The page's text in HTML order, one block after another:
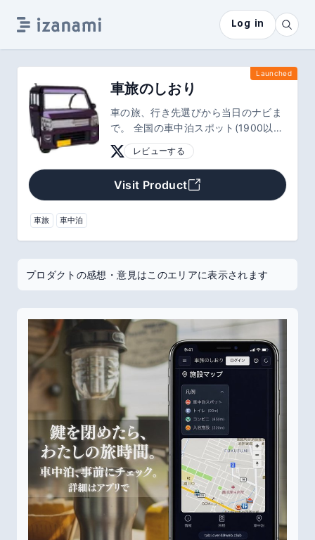
Log in
Launched
車旅のしおり
車の旅、行き先選びから当日のナビま
で。 全国の車中泊スポット(1900以
上）をトイレ・入浴施設・安全性・静
けさといった「泊まる人目線」の情報
つきで検索。気になったスポットはワ
ンタップで旅程に追加。 当日は
Android Auto・Apple CarPlay でその
レビューする
Visit Product
車旅 車中泊
プロダクトの感想・意見はこのエリアに表示されます